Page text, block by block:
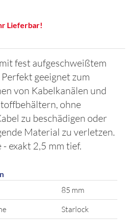
Lieferbar!
fest aufgeschweißtem
geeignet zum
von Kabelkanälen und
ohne
zu beschädigen oder
Material zu verletzen.
exakt 2,5 mm tief.
85 mm
Starlock